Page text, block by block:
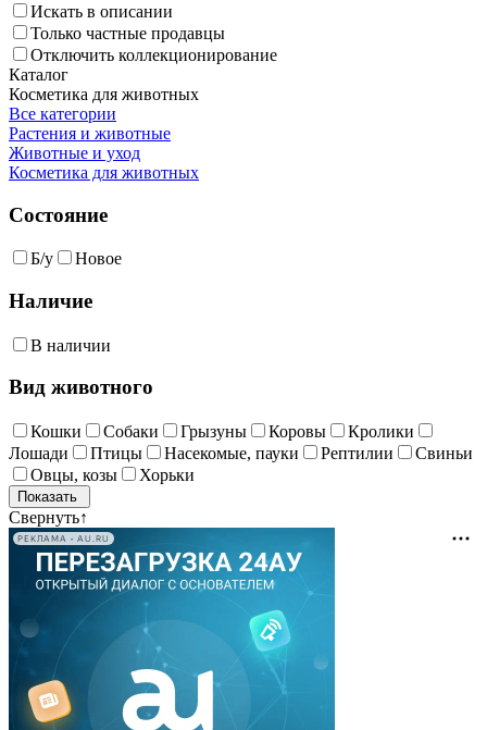
Искать в описании
Только частные продавцы
Отключить коллекционирование
Каталог
Косметика для животных
Все категории
Растения и животные
Животные и уход
Косметика для животных
Состояние
Б/у Новое
Наличие
В наличии
Вид животного
Кошки Собаки Грызуны Коровы
Кролики
Лошади
Птицы Насекомые, пауки Рептилии
Свиньи
Овцы, козы
Хорьки
Свернуть↑
РЕКЛАМА • AU.RU